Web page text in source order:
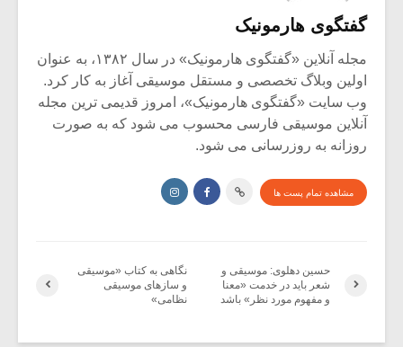
گفتگوی هارمونیک
مجله آنلاین «گفتگوی هارمونیک» در سال ۱۳۸۲، به عنوان
اولین وبلاگ تخصصی و مستقل موسیقی آغاز به کار کرد.
وب سایت «گفتگوی هارمونیک»، امروز قدیمی ترین مجله
آنلاین موسیقی فارسی محسوب می شود که به صورت
روزانه به روزرسانی می شود.
مشاهده تمام پست ها
نگاهی به کتاب «موسیقی
و سازهای موسیقی
نظامی»
حسین دهلوی: موسیقی و
شعر باید در خدمت «معنا
و مفهوم مورد نظر» باشد